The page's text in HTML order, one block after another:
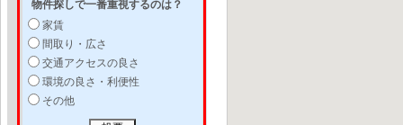
物件探しで一番重視するのは？
家賃
間取り・広さ
交通アクセスの良さ
環境の良さ・利便性
その他